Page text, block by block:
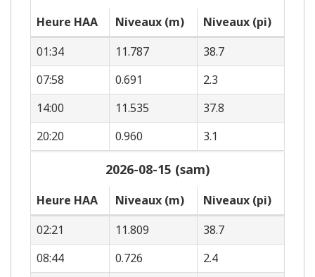
Heure HAA Niveaux (m)
Niveaux (pi)
01:34
11.787
38.7
07:58
0.691
2.3
14:00
11.535
37.8
20:20
0.960 3.1
2026-08-15 (sam)
Heure HAA Niveaux (m)
Niveaux (pi)
02:21
11.809
38.7
08:44
0.726
2.4